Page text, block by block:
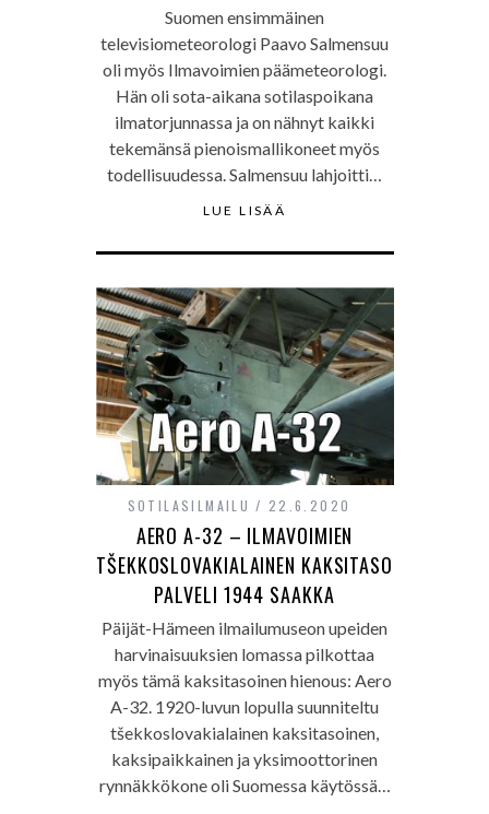
Suomen ensimmäinen
televisiometeorologi Paavo Salmensuu
oli myös Ilmavoimien päämeteorologi.
Hän oli sota-aikana sotilaspoikana
ilmatorjunnassa ja on nähnyt kaikki
tekemänsä pienoismallikoneet myös
todellisuudessa. Salmensuu lahjoitti…
LUE LISÄÄ
SOTILASILMAILU 22.6.2020
AERO A-32 – ILMAVOIMIEN
TŠEKKOSLOVAKIALAINEN KAKSITASO
PALVELI 1944 SAAKKA
Päijät-Hämeen ilmailumuseon upeiden
harvinaisuuksien lomassa pilkottaa
myös tämä kaksitasoinen hienous: Aero
A-32. 1920-luvun lopulla suunniteltu
tšekkoslovakialainen kaksitasoinen,
kaksipaikkainen ja yksimoottorinen
rynnäkkökone oli Suomessa käytössä…